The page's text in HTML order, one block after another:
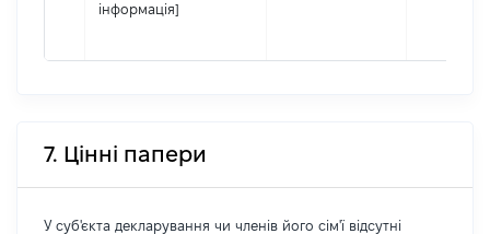
інформація]
7. Цінні папери
У суб'єкта декларування чи членів його сім'ї відсутні